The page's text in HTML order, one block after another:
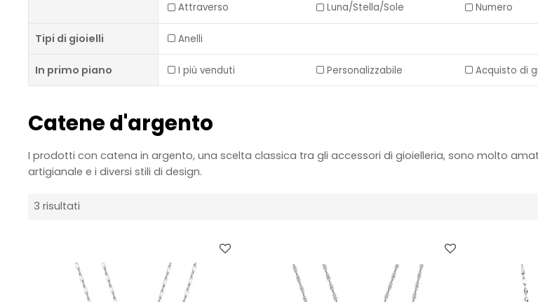
Attraverso
Luna/Stella/Sole Numero
Tipi di gioielli Anelli
In primo piano I più venduti Personalizzabile Acquisto di
Catene d'argento
I prodotti con catena in argento, una scelta classica tra gli accessori di gioielleria, sono molto
artigianale e i diversi stili di design.
3 risultati